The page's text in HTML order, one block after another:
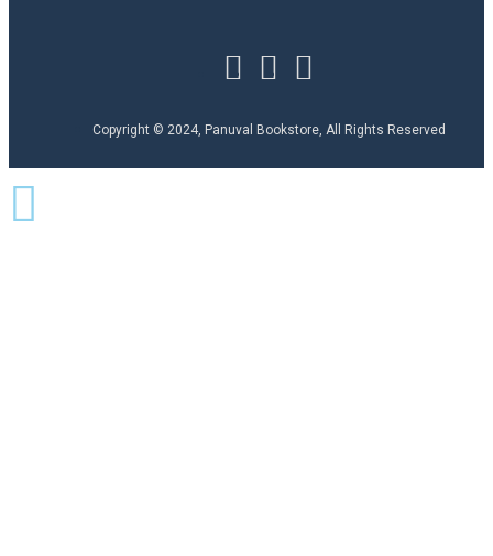
Copyright © 2024, Panuval Bookstore, All Rights Reserved